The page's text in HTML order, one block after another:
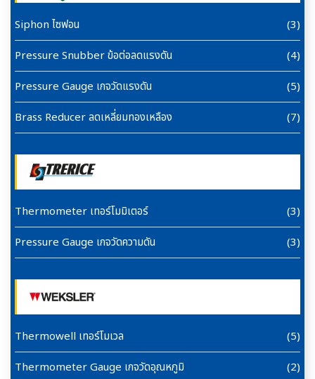
Siphon ไซฟอน
(3)
Pressure Snubber ข้อต่อลดแรงดัน
(4)
Pressure Gauge เกจวัดแรงดัน
(5)
Brass Reducer ลดเหลี่ยมทองเหลือง
(7)
Thermometer เทอร์โมมิเตอร์
(3)
Pressure Gauge เกจวัดความดัน
(3)
Thermowell เทอร์โมเวล
(5)
Thermometer Gauge เกจวัดอุณหภูมิ
(2)